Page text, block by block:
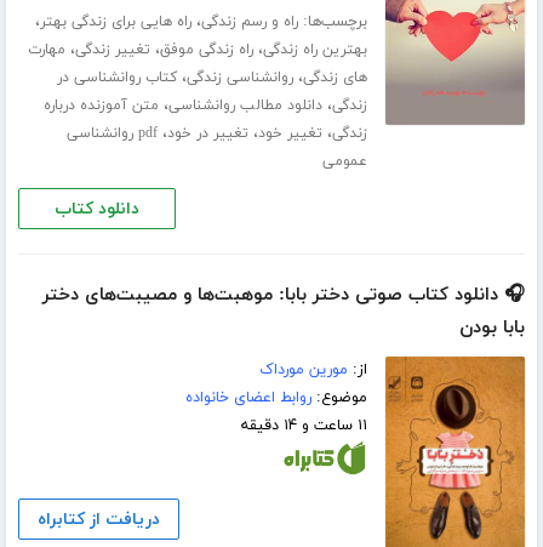
برچسب‌ها:راه و رسم زندگی،راه هایی برای زندگی بهتر،
بهترین راه زندگی،راه زندگی موفق، تغییر زندگی، مهارت
های زندگی،روانشناسی زندگی،کتاب روانشناسی در
زندگی،دانلود مطالب روانشناسی، متن آموزنده درباره
زندگی، تغییر خود، تغییر در خود،
pdf روانشناسی
عمومی
دانلود کتاب
🎧 دانلود کتاب صوتی دختر بابا: موهبت‌ها و مصیبت‌های دختر
بابا بودن
از: مورین مورداک
موضوع:روابط اعضای خانواده
۱۱ ساعت و ۱۴ دقیقه
دریافت از کتابراه